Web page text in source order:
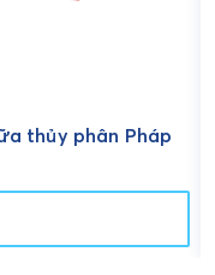
thủy phân Pháp